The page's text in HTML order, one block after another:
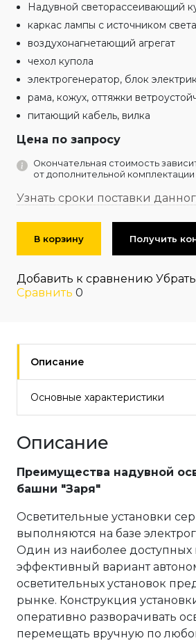
Надувной светорассеивающий
каркас лампы с источником света
воздухонагнетающий агрегат
чехол купола
электрогенератор, блок
рама, кожух, оттяжки
питающий кабель, вилка
Цена по запросу
Окончательная стоимость
от дополнительной комплектации
Узнать сроки поставки
В корзину Получить
Добавить к сравнению
Сравнить 0
Описание
Основные характеристики
Описание
Преимущества надувной
башни "Заря"
Осветительные установки
выполняются на базе
Один из наиболее доступных
эффективный вариант
осветительных установок
рынке. Конструкция
оперативно разворачивать
перемещать вручную по